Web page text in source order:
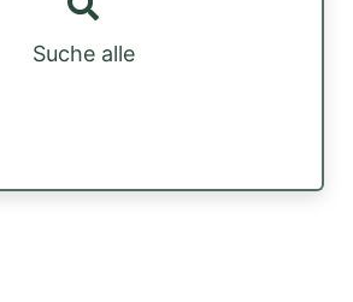
Suche alle